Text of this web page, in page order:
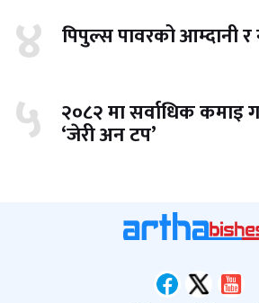
४ पिपुल्स पावरको आम्दानी
५ २०८२ मा सर्वाधिक कमाइ
‘जेरी अन टप’